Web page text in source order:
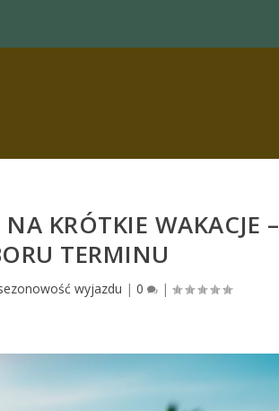
KRÓTKIE WAKACJE –
TERMINU
wyjazdu |0 |